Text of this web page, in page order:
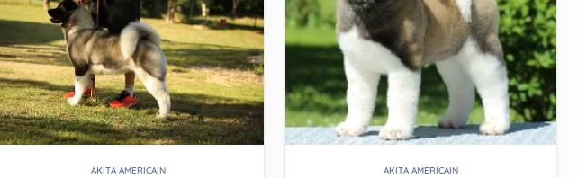
AKITA AMERICAIN AKITA AMERICAIN